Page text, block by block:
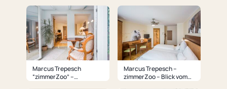
Marcus Trepesch
“zimmerZoo” –
Marcus Trepesch –
zimmerZoo – Blick vom